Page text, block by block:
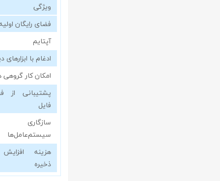
ویژگی
فضای رایگان
آپتایم
ادغام با ابزارهای
امکان کار
پشتیبانی از
فایل
سیستم‌عامل‌ها
هزینه
ذخیره